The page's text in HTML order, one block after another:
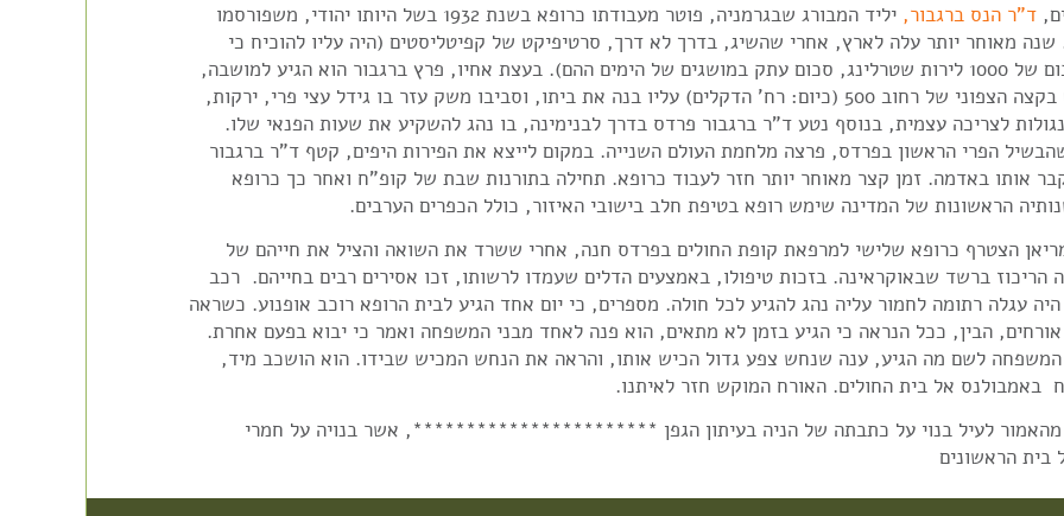
ד"ר‮ ‬הנס ברגבור,
יליד המבורג שבגרמניה‮, ‬פוטר מעבודתו כרופא בשנת 1932 בשל היותו יהודי‮, ‬משפורסמו
חוקי הגזע‮. ‬שנה מאוחר יותר עלה לארץ‮, ‬אחרי שהשיג‮, ‬בדרך לא דרך‮, ‬סרטיפיקט של קפיטליסטים‮ (‬היה עליו להוכיח כי
ברשותו סכום של ‮0001 ‬לירות שטרלינג‮, ‬סכום עתק במושגים של הימים ההם‮). ‬בעצת אחיו‮, ‬פרץ ברגבור הוא הגיע למושבה‮,
‬רכש מגרש בקצה הצפוני של רחוב ‮005 ‬(כיום: רח' הדקלים) עליו בנה את ביתו‮, ‬וסביבו משק עזר בו גידל עצי פרי‮, ‬ירקות‮,
‬עיזים‮, ‬ותרנגולות לצריכה עצמית‮, ‬בנוסף נטע ‬ד"ר‮ ‬בר‮גבור‮ ‬פרדס בדרך לבנימינה‮, ‬בו נהג להשקיע את שעות הפנאי שלו‮.
‬ב-‮9391 ‬כשהבשיל הפרי הראשון בפרדס‮, ‬פרצה מלחמת העולם השנייה‮. ‬במקום לייצא את הפירות היפים‮, ‬קטף ד"ר ‬ברגבור
את הפרי וקבר אותו באדמה‮. ‬זמן קצר מאוחר יותר חזר לעבוד כרופא‮. ‬תחילה בתורנות שבת של קופ"ח ואחר כך כרופא
הצטרף כרופא שלישי למרפאת קופת החולים בפרדס חנה, אחרי ששרד את השואה והציל את חייהם של
הריכוז ברשד שבאוקראינה‮. ‬בזכות טיפולו‮, ‬באמצעים הדלים שעמדו לרשותו‮, ‬זכו אסירים רבים בחייהם‮. ‬ ‬רכב
עגלה רתומה לחמור עליה נהג להגיע לכל חולה‮.‬ מספרים, כי יום אחד הגיע לבית הרופא רוכב אופנוע‮. ‬כשראה
‬הבין‮, ‬ככל הנראה כי הגיע בזמן לא מתאים‮, ‬הוא פנה לאחד מבני המשפחה ואמר כי יבוא בפעם אחרת‮.
לשם מה הגיע‮, ‬ענה שנחש צפע גדול הכיש אותו‮, ‬והראה את הנחש המכיש שבידו‮. ‬הוא הושכב מיד‮,
‬באמבולנס אל בית החולים‮. ‬האורח המוקש חזר לאיתנו‮.‬
לעיל בנוי על כתבתה של הניה בעיתון הגפן ***********************, אשר בנויה על חמרי
בית הראשונים